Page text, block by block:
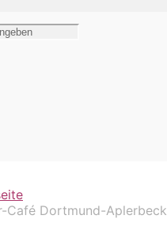
Café Dortmund-Aplerbeck